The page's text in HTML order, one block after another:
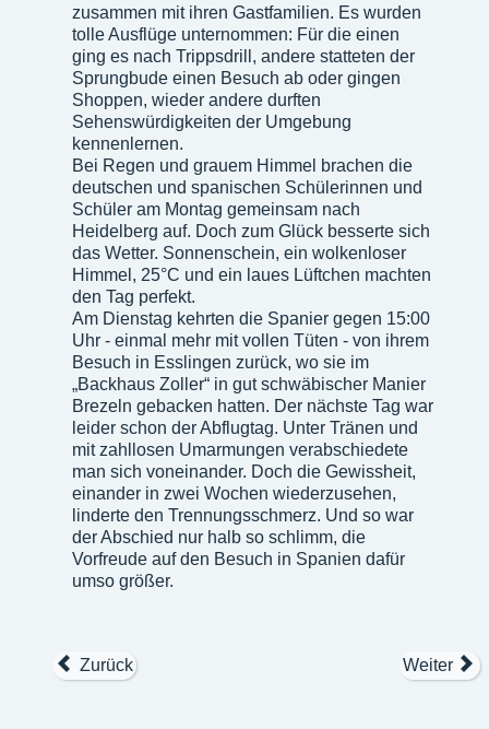
zusammen mit ihren Gastfamilien. Es wurden
tolle Ausflüge unternommen: Für die einen
ging es nach Trippsdrill, andere statteten der
Sprungbude einen Besuch ab oder gingen
Shoppen, wieder andere durften
Sehenswürdigkeiten der Umgebung
kennenlernen.
Bei Regen und grauem Himmel brachen die
deutschen und spanischen Schülerinnen und
Schüler am Montag gemeinsam nach
Heidelberg auf. Doch zum Glück besserte sich
das Wetter. Sonnenschein, ein wolkenloser
Himmel, 25°C und ein laues Lüftchen machten
den Tag perfekt.
Am Dienstag kehrten die Spanier gegen 15:00
Uhr - einmal mehr mit vollen Tüten - von ihrem
Besuch in Esslingen zurück, wo sie im
„Backhaus Zoller“ in gut schwäbischer Manier
Brezeln gebacken hatten. Der nächste Tag war
leider schon der Abflugtag. Unter Tränen und
mit zahllosen Umarmungen verabschiedete
man sich voneinander. Doch die Gewissheit,
einander in zwei Wochen wiederzusehen,
linderte den Trennungsschmerz. Und so war
der Abschied nur halb so schlimm, die
Vorfreude auf den Besuch in Spanien dafür
umso größer.
Zurück Weiter